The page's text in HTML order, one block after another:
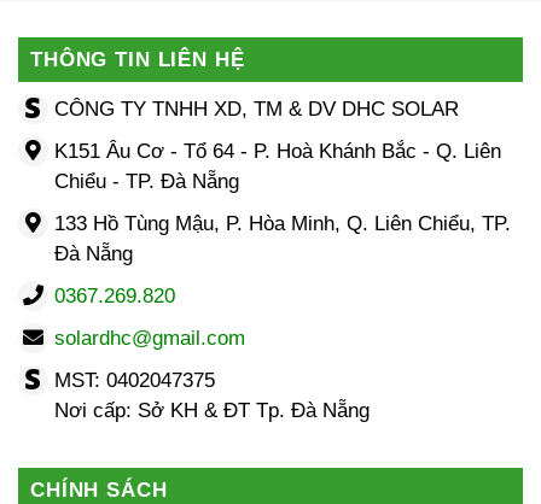
THÔNG TIN LIÊN HỆ
CÔNG TY TNHH XD, TM & DV DHC SOLAR
K151 Âu Cơ - Tổ 64 - P. Hoà Khánh Bắc - Q. Liên
Chiểu - TP. Đà Nẵng
133 Hồ Tùng Mậu, P. Hòa Minh, Q. Liên Chiểu, TP.
Đà Nẵng
0367.269.820
solardhc@gmail.com
MST: 0402047375
Nơi cấp: Sở KH & ĐT Tp. Đà Nẵng
CHÍNH SÁCH